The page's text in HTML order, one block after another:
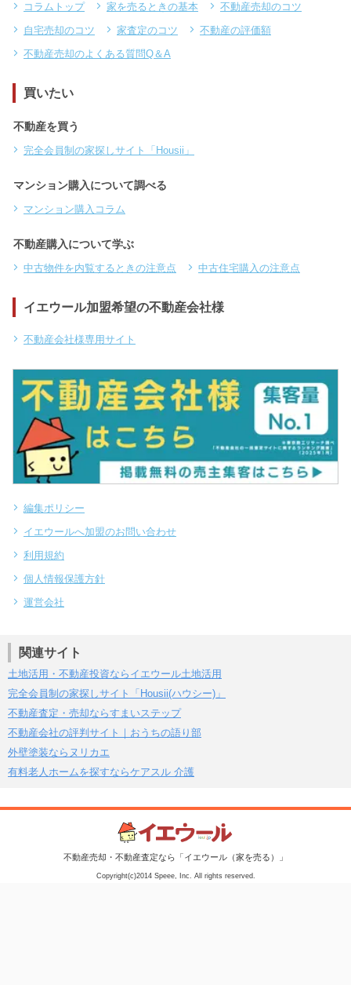
コラムトップ 家を売るときの基本
不動産売却のコツ
自宅売却のコツ
家査定のコツ
不動産の評価額
不動産売却のよくある質問Q＆A
買いたい
不動産を買う
完全会員制の家探しサイト「Housii」
マンション購入について調べる
マンション購入コラム
不動産購入について学ぶ
中古物件を内覧するときの注意点 中古住宅購入の注意点
イエウール加盟希望の不動産会社様
不動産会社様専用サイト
編集ポリシー
イエウールへ加盟のお問い合わせ
利用規約
個人情報保護方針
運営会社
関連サイト
土地活用・不動産投資ならイエウール土地活用
完全会員制の家探しサイト「Housii(ハウシー)」
不動産査定・売却ならすまいステップ
不動産会社の評判サイト｜おうちの語り部
外壁塗装ならヌリカエ
有料老人ホームを探すならケアスル 介護
不動産売却・不動産査定なら「イエウール（家を売る）」
Copyright(c)2014 Speee, Inc. All rights reserved.